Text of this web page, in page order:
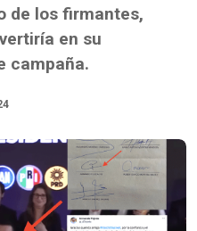
de los firmantes,
en su
campaña.